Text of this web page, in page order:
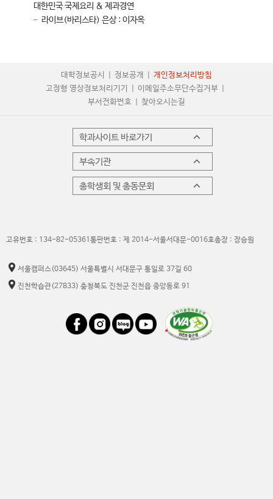
대한민국 국제요리 & 제과경연
라이브(바리스타) 은상 : 이자옥
대학정보공시 정보공개
개인정보처리방침
고정형 영상정보처리기기
이메일주소무단수집거부
부서전화번호
찾아오시는길
고유번호 : 134-82-05361 통판번호 : 제 2014-서울서대문-0016호총장 : 장승원
서울캠퍼스(03645) 서울특별시 서대문구 통일로 37길 60
진천학습관(27833) 충청북도 진천군 진천읍 중앙동로 91
학과사이트 바로가기
부속기관
총학생회 및 총동문회